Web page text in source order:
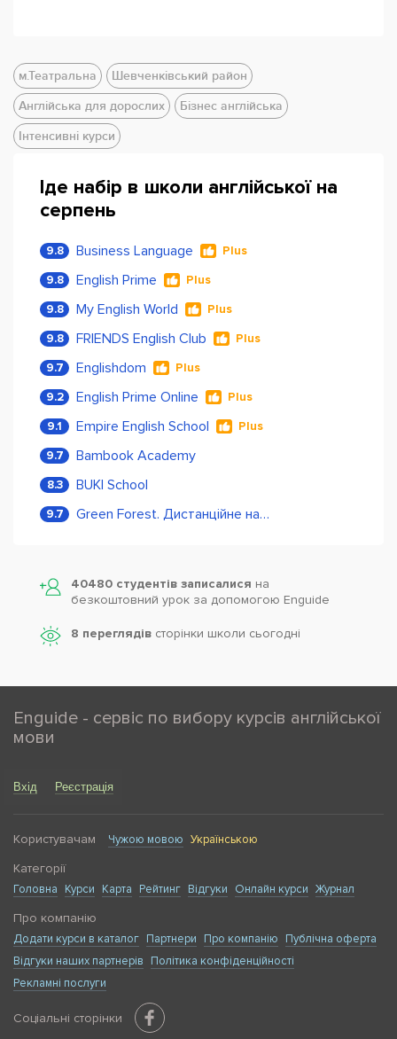
м.Театральна
Шевченківський район
Англійська для дорослих
Бізнес англійська
Інтенсивні курси
Іде набір в школи англійської на
серпень
9.8 Business Language Plus
9.8 English Prime Plus
9.8 My English World Plus
9.8 FRIENDS English Club Plus
9.7 Englishdom Plus
9.2 English Prime Online Plus
9.1 Empire English School Plus
9.7 Bambook Academy
8.3 BUKI School
9.7 Green Forest. Дистанційне навчання
40480 студентів записалися на
безкоштовний урок за допомогою Enguide
8 переглядів сторінки школи cьогодні
Enguide - сервіс по вибору курсів англійської
мови
Вхід Реєстрація
Користувачам Чужою мовою Українською
Категорії
Головна Курси Карта Рейтинг Відгуки Онлайн курси Журнал
Про компанію
Додати курси в каталог Партнери Про компанію
Публічна оферта
Відгуки наших партнерів
Політика конфіденційності
Рекламні послуги
Соціальні сторінки